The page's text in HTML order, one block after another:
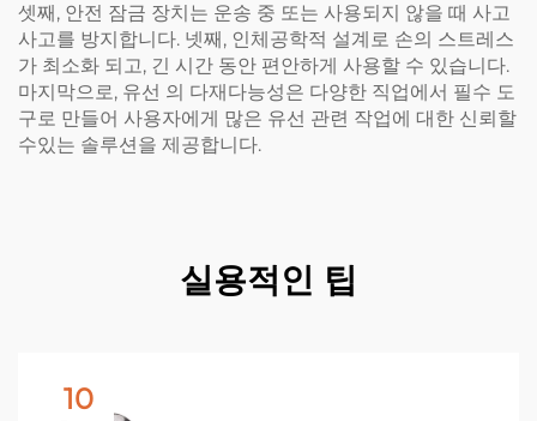
셋째, 안전 잠금 장치는 운송 중 또는 사용되지 않을 때 사고
사고를 방지합니다. 넷째, 인체공학적 설계로 손의 스트레스
가 최소화 되고, 긴 시간 동안 편안하게 사용할 수 있습니다.
마지막으로, 유선 의 다재다능성은 다양한 직업에서 필수 도
구로 만들어 사용자에게 많은 유선 관련 작업에 대한 신뢰할
수있는 솔루션을 제공합니다.
실용적인 팁
10